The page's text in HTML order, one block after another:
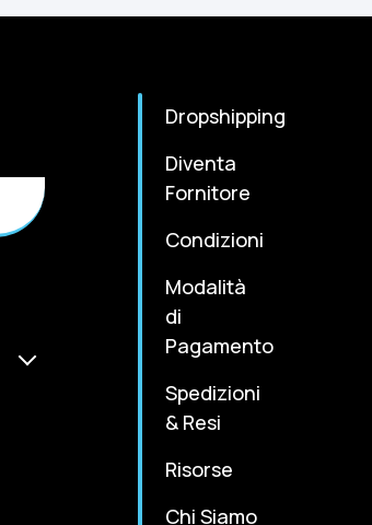
Dropshipping
Diventa
Fornitore
Condizioni
Modalità
di
Pagamento
Spedizioni
& Resi
Risorse
Chi Siamo